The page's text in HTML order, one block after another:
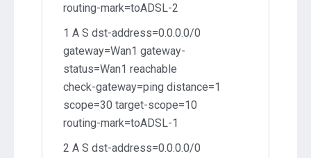
routing-mark=toADSL-2
1 A S dst-address=0.0.0.0/0
gateway=Wan1 gateway-
status=Wan1 reachable
check-gateway=ping distance=1
scope=30 target-scope=10
routing-mark=toADSL-1
2 A S dst-address=0.0.0.0/0